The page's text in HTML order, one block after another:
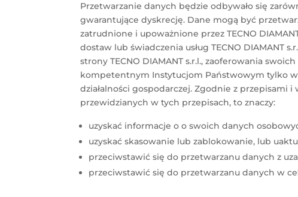
Przetwarzanie danych będzie odbywało się
gwarantujące dyskrecję. Dane mogą być
zatrudnione i upoważnione przez TECNO
dostaw lub świadczenia usług TECNO
strony TECNO DIAMANT s.r.l., zaoferowania
kompetentnym Instytucjom Państwowym tylko
działalności gospodarczej. Zgodnie z przepisami
przewidzianych w tych przepisach, to znaczy:
uzyskać informacje o o swoich danych
uzyskać skasowanie lub zablokowanie, lub
przeciwstawić się do przetwarzanu danych z
przeciwstawić się do przetwarzanu danych w